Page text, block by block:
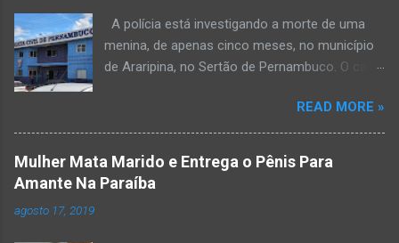
A polícia está investigando a morte de uma
menina, de apenas cinco meses, no município
de Araripina, no Sertão de Pernambuco. O caso
morte a esclarecer”. A PM diz que, na segunda-
feira (8), foi acionada para verificar uma
possível ocorrência de estupro de vulnerável,
na UPA da cidade, mas ao chegar ao local a
READ MORE »
Mulher Mata Marido e Entrega o Pênis Para
Amante Na Paraíba
agosto 17, 2019